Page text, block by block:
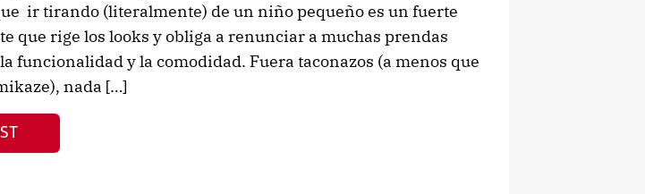
ir tirando (literalmente) de un niño pequeño es un fuerte
que rige los looks y obliga a renunciar a muchas prendas
funcionalidad y la comodidad. Fuera taconazos (a menos que
nada […]